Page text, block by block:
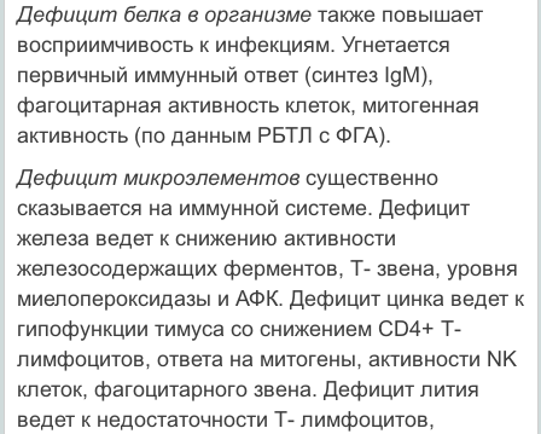
Дефицит белка в организме также повышает
восприимчивость к инфекциям. Угнетается
первичный иммунный ответ (синтез IgM),
фагоцитарная активность клеток, митогенная
активность (по данным РБТЛ с ФГА).
Дефицит микроэлементов существенно
сказывается на иммунной системе. Дефицит
железа ведет к снижению активности
железосодержащих ферментов, Т- звена, уровня
миелопероксидазы и АФК. Дефицит цинка ведет к
гипофункции тимуса со снижением CD4+ Т-
лимфоцитов, ответа на митогены, активности NK
клеток, фагоцитарного звена. Дефицит лития
ведет к недостаточности Т- лимфоцитов,